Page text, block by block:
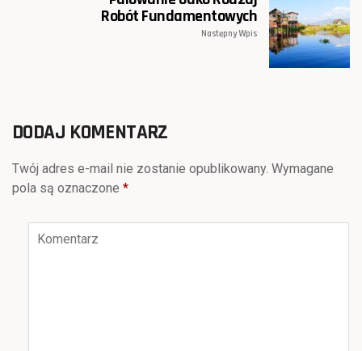
Robót Fundamentowych
Następny Wpis
DODAJ KOMENTARZ
Twój adres e-mail nie zostanie opublikowany. Wymagane
pola są oznaczone *